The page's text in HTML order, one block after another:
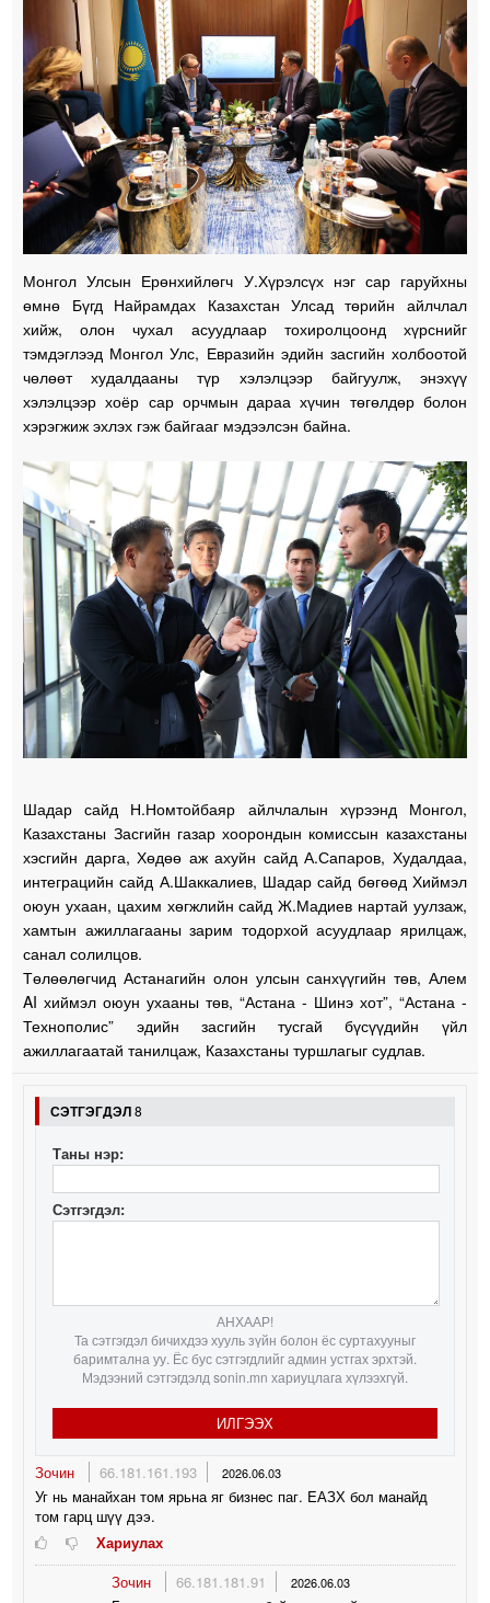
Монгол Улсын Ерөнхийлөгч У.Хүрэлсүх нэг сар гаруйхны
өмнө Бүгд Найрамдах Казахстан Улсад төрийн айлчлал
хийж, олон чухал асуудлаар тохиролцоонд хүрснийг
тэмдэглээд Монгол Улс, Евразийн эдийн засгийн холбоотой
чөлөөт худалдааны түр хэлэлцээр байгуулж, энэхүү
хэлэлцээр хоёр сар орчмын дараа хүчин төгөлдөр болон
хэрэгжиж эхлэх гэж байгааг мэдээлсэн байна.
Шадар сайд Н.Номтойбаяр айлчлалын хүрээнд Монгол,
Казахстаны Засгийн газар хоорондын комиссын казахстаны
хэсгийн дарга, Хөдөө аж ахуйн сайд А.Сапаров, Худалдаа,
интеграцийн сайд А.Шаккалиев, Шадар сайд бөгөөд Хиймэл
оюун ухаан, цахим хөгжлийн сайд Ж.Мадиев нартай уулзаж,
хамтын ажиллагааны зарим тодорхой асуудлаар ярилцаж,
санал солилцов.
Төлөөлөгчид Астанагийн олон улсын санхүүгийн төв, Алем
AI хиймэл оюун ухааны төв, “Астана - Шинэ хот”, “Астана -
Технополис” эдийн засгийн тусгай бүсүүдийн үйл
ажиллагаатай танилцаж, Казахстаны туршлагыг судлав.
СЭТГЭГДЭЛ8
Таны нэр:
Сэтгэгдэл:
АНХААР!
Та сэтгэгдэл бичихдээ хууль зүйн болон ёс суртахууныг
баримтална уу. Ёс бус сэтгэгдлийг админ устгах эрхтэй.
Мэдээний сэтгэгдэлд sonin.mn хариуцлага хүлээхгүй.
ИЛГЭЭХ
Зочин 66.181.161.193 2026.06.03
Уг нь манайхан том ярьна яг бизнeс паг. EАЗХ бол манайд
том гарц шүү дээ.
Хариулах
Зочин
66.181.181.91 2026.06.03